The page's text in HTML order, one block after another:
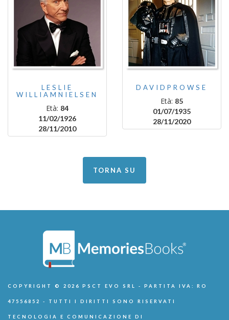
LESLIE
WILLIAMNIELSEN
Età: 84
11/02/1926
28/11/2010
DAVIDPROWSE
Età: 85
01/07/1935
28/11/2020
TORNA SU
COPYRIGHT © 2026 PSCT EVO SRL - PARTITA IVA: RO
47556852 - TUTTI I DIRITTI SONO RISERVATI
TECNOLOGIA E COMUNICAZIONE DI